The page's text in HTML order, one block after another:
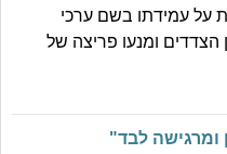
על עמידתו בשם ערכי
ומנעו פריצה של
ומרגישה לבד"